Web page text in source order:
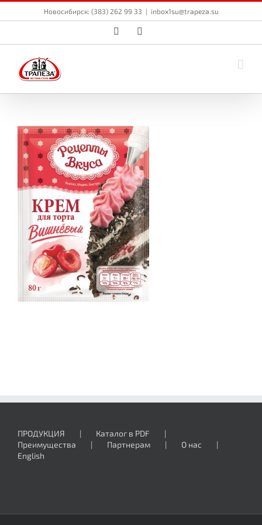
Skip
Новосибирск: (383) 262 99 33 | inbox1su@trapeza.su
ПРОДУКЦИЯ
Каталог в PDF
Преимущества
Партнерам
О нас
English